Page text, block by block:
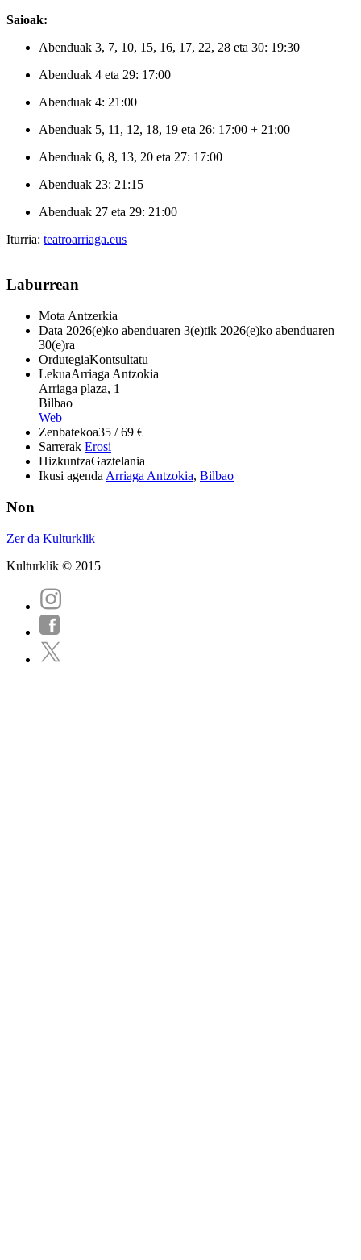
Saioak:
Abenduak 3, 7, 10, 15, 16, 17, 22, 28 eta 30: 19:30
Abenduak 4 eta 29: 17:00
Abenduak 4: 21:00
Abenduak 5, 11, 12, 18, 19 eta 26: 17:00 + 21:00
Abenduak 6, 8, 13, 20 eta 27: 17:00
Abenduak 23: 21:15
Abenduak 27 eta 29: 21:00
Iturria: teatroarriaga.eus
Laburrean
Mota Antzerkia
Data 2026(e)ko abenduaren 3(e)tik 2026(e)ko abenduaren
30(e)ra
OrdutegiaKontsultatu
LekuaArriaga Antzokia
Arriaga plaza, 1
Bilbao
Web
Zenbatekoa35 / 69 €
Sarrerak Erosi
HizkuntzaGaztelania
Ikusi agenda Arriaga Antzokia, Bilbao
Non
Zer da Kulturklik
Kulturklik © 2015